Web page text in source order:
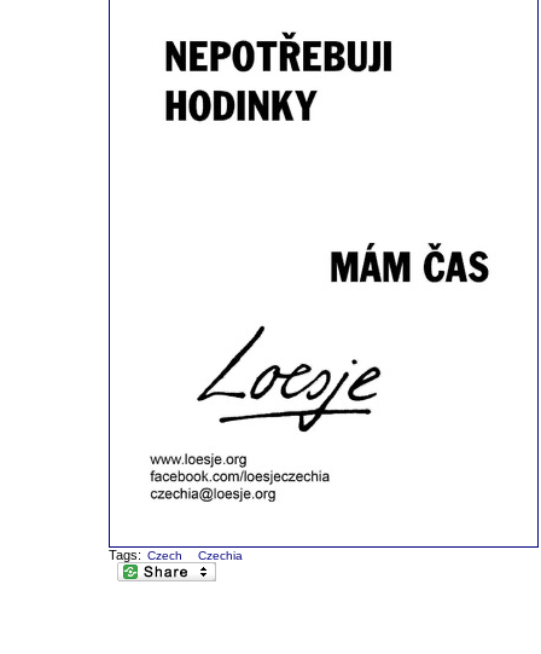
Tags: Czech Czechia